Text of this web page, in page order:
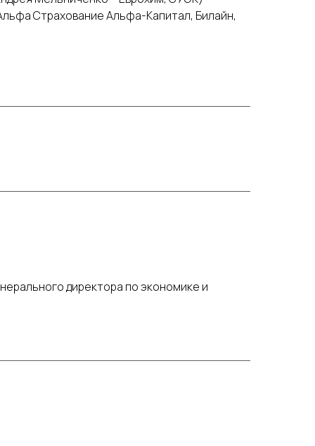
Страхование Альфа-Капитал, Билайн,
директора по экономике и